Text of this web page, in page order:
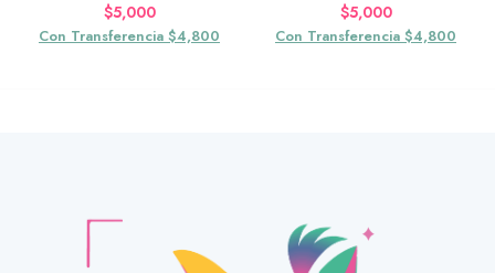
$5,000
Con Transferencia $4,800
$5,000
Con Transferencia $4,800